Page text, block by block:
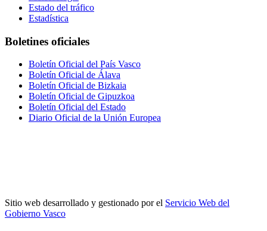
Estado del tráfico
Estadística
Boletines oficiales
Boletín Oficial del País Vasco
Boletín Oficial de Álava
Boletín Oficial de Bizkaia
Boletín Oficial de Gipuzkoa
Boletín Oficial del Estado
Diario Oficial de la Unión Europea
Sitio web desarrollado y gestionado por el Servicio Web del
Gobierno Vasco